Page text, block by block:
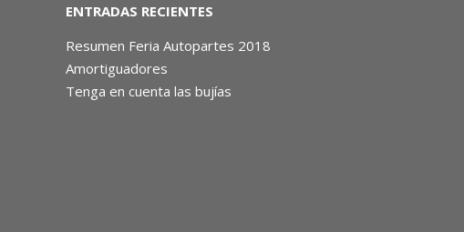
ENTRADAS RECIENTES
Resumen Feria Autopartes 2018
Amortiguadores
Tenga en cuenta las bujías